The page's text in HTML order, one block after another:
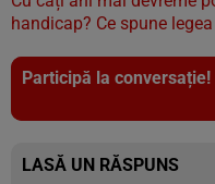
handicap? Ce spune
Participă la conversație!
LASĂ UN RĂSPUNS